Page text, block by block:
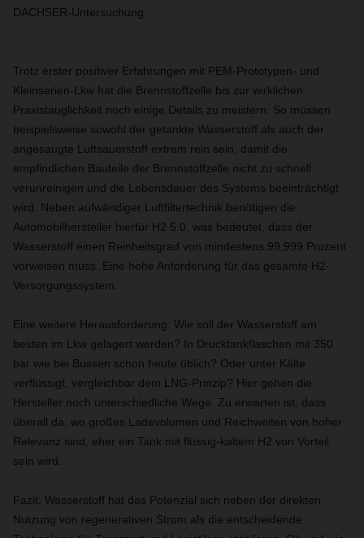
DACHSER-Untersuchung.
Trotz erster positiver Erfahrungen mit PEM-Prototypen- und
Kleinserien-Lkw hat die Brennstoffzelle bis zur wirklichen
Praxistauglichkeit noch einige Details zu meistern: So müssen
beispielsweise sowohl der getankte Wasserstoff als auch der
angesaugte Luftsauerstoff extrem rein sein, damit die
empfindlichen Bauteile der Brennstoffzelle nicht zu schnell
verunreinigen und die Lebensdauer des Systems beeinträchtigt
wird. Neben aufwändiger Luftfiltertechnik benötigen die
Automobilhersteller hierfür H2 5.0, was bedeutet, dass der
Wasserstoff einen Reinheitsgrad von mindestens 99,999 Prozent
vorweisen muss. Eine hohe Anforderung für das gesamte H2-
Versorgungssystem.
Eine weitere Herausforderung: Wie soll der Wasserstoff am
besten im Lkw gelagert werden? In Drucktankflaschen mit 350
bar wie bei Bussen schon heute üblich? Oder unter Kälte
verflüssigt, vergleichbar dem LNG-Prinzip? Hier gehen die
Hersteller noch unterschiedliche Wege. Zu erwarten ist, dass
überall da, wo großes Ladevolumen und Reichweiten von hoher
Relevanz sind, eher ein Tank mit flüssig-kaltem H2 von Vorteil
sein wird.
Fazit: Wasserstoff hat das Potenzial sich neben der direkten
Nutzung von regenerativen Strom als die entscheidende